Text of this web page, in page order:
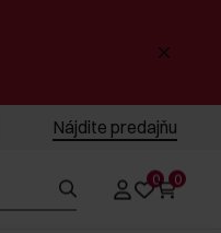
Nájdite predajňu
0 0